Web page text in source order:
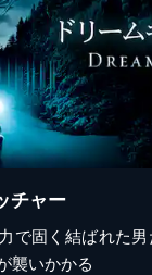
チャー
で固く結ばれた
襲いかかる